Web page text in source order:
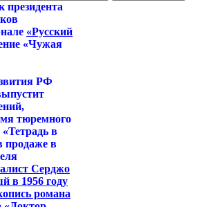
«Русский
«Чужая
РФ
тюремного
в
продаже в
Серджо
в 1956 году
романа